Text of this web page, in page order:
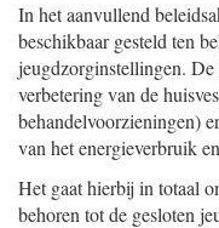
In het aanvullend
beschikbaar gesteld ten
jeugdzorginstellingen. De
verbetering van de
behandelvoorzieningen)
van het energieverbruik
Het gaat hierbij in totaal
behoren tot de gesloten